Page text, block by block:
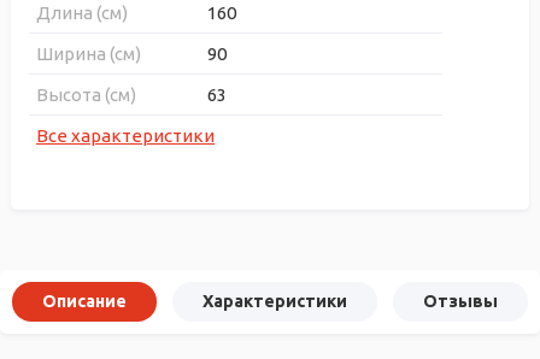
Длина (см)
160
Ширина (см)
90
Высота (см)
63
Все характеристики
Описание Характеристики Отзывы